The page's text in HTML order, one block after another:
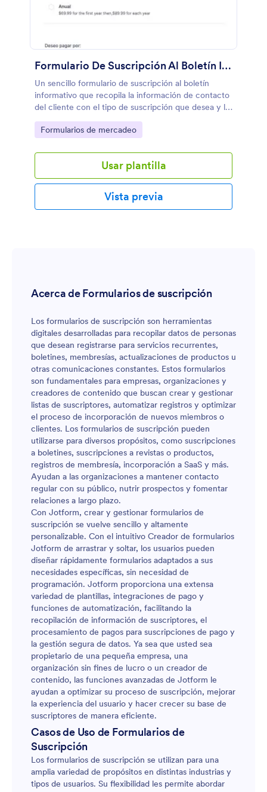
Formulario De Suscripción Al Boletín Informativo
Un sencillo formulario de suscripción al boletín
informativo que recopila la información de contacto
del cliente con el tipo de suscripción que desea y la
forma de pago preferida, ya sea PayPal o
cheque/giro postal.
Go to Category:
Formularios de mercadeo
Usar plantilla
Vista previa
Acerca de Formularios de suscripción
Los formularios de suscripción son herramientas
digitales desarrolladas para recopilar datos de personas
que desean registrarse para servicios recurrentes,
boletines, membresías, actualizaciones de productos u
otras comunicaciones constantes. Estos formularios
son fundamentales para empresas, organizaciones y
creadores de contenido que buscan crear y gestionar
listas de suscriptores, automatizar registros y optimizar
el proceso de incorporación de nuevos miembros o
clientes. Los formularios de suscripción pueden
utilizarse para diversos propósitos, como suscripciones
a boletines, suscripciones a revistas o productos,
registros de membresía, incorporación a SaaS y más.
Ayudan a las organizaciones a mantener contacto
regular con su público, nutrir prospectos y fomentar
relaciones a largo plazo.
Con Jotform, crear y gestionar formularios de
suscripción se vuelve sencillo y altamente
personalizable. Con el intuitivo Creador de formularios
Jotform de arrastrar y soltar, los usuarios pueden
diseñar rápidamente formularios adaptados a sus
necesidades específicas, sin necesidad de
programación. Jotform proporciona una extensa
variedad de plantillas, integraciones de pago y
funciones de automatización, facilitando la
recopilación de información de suscriptores, el
procesamiento de pagos para suscripciones de pago y
la gestión segura de datos. Ya sea que usted sea
propietario de una pequeña empresa, una
organización sin fines de lucro o un creador de
contenido, las funciones avanzadas de Jotform le
ayudan a optimizar su proceso de suscripción, mejorar
la experiencia del usuario y hacer crecer su base de
suscriptores de manera eficiente.
Casos de Uso de Formularios de
Suscripción
Los formularios de suscripción se utilizan para una
amplia variedad de propósitos en distintas industrias y
tipos de usuarios. Su flexibilidad les permite abordar